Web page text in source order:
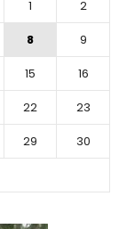
1
2
8
9
15
16
22
23
29
30